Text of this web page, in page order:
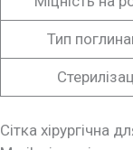
Тип
Сітка хірургічна